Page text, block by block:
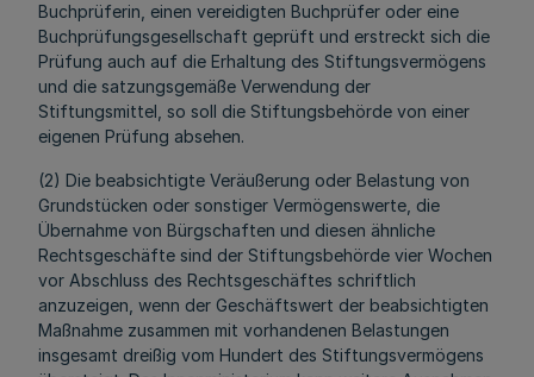
Buchprüferin, einen vereidigten Buchprüfer oder eine
Buchprüfungsgesellschaft geprüft und erstreckt sich die
Prüfung auch auf die Erhaltung des Stiftungsvermögens
und die satzungsgemäße Verwendung der
Stiftungsmittel, so soll die Stiftungsbehörde von einer
eigenen Prüfung absehen.
(2) Die beabsichtigte Veräußerung oder Belastung von
Grundstücken oder sonstiger Vermögenswerte, die
Übernahme von Bürgschaften und diesen ähnliche
Rechtsgeschäfte sind der Stiftungsbehörde vier Wochen
vor Abschluss des Rechtsgeschäftes schriftlich
anzuzeigen, wenn der Geschäftswert der beabsichtigten
Maßnahme zusammen mit vorhandenen Belastungen
insgesamt dreißig vom Hundert des Stiftungsvermögens